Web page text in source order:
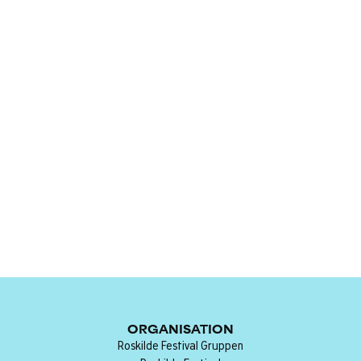
ORGANISATION
Roskilde Festival Gruppen